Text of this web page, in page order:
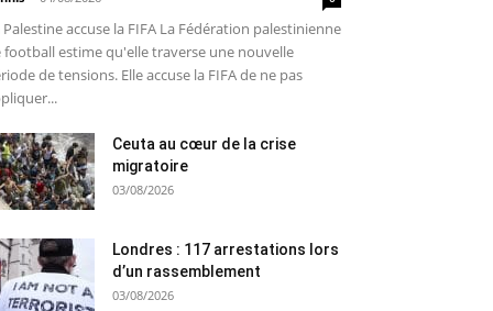
Palestine accuse la FIFA La Fédération palestinienne
football estime qu'elle traverse une nouvelle
de tensions. Elle accuse la FIFA de ne pas
Ceuta au cœur de la crise
migratoire
03/08/2026
Londres : 117 arrestations lors
d’un rassemblement
03/08/2026